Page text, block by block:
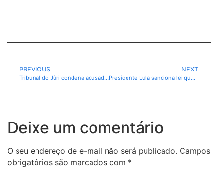
PREVIOUS
Tribunal do Júri condena acusado por homicídio em Ourilândia do Norte após atuação do MPPA.
NEXT
Presidente Lula sanciona lei que isenta Imposto de Renda para quem ganha até R$ 5 mil
Deixe um comentário
O seu endereço de e-mail não será publicado. Campos
obrigatórios são marcados com *